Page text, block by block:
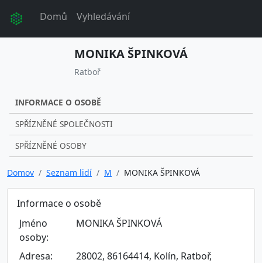
Domů Vyhledávání
MONIKA ŠPINKOVÁ
Ratboř
INFORMACE O OSOBĚ
SPŘÍZNĚNÉ SPOLEČNOSTI
SPŘÍZNĚNÉ OSOBY
Domov Seznam lidí M MONIKA ŠPINKOVÁ
Informace o osobě
Jméno
osoby:
MONIKA ŠPINKOVÁ
Adresa:
28002, 86164414, Kolín, Ratboř,